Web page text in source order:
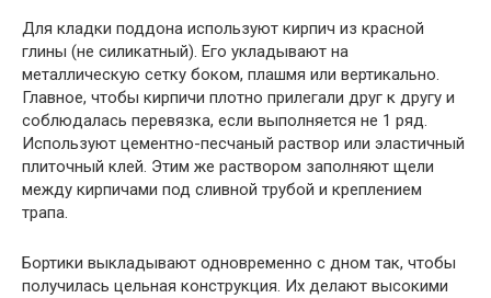
Для кладки поддона используют кирпич из красной
глины (не силикатный). Его укладывают на
металлическую сетку боком, плашмя или вертикально.
Главное, чтобы кирпичи плотно прилегали друг к другу и
соблюдалась перевязка, если выполняется не 1 ряд.
Используют цементно-песчаный раствор или эластичный
плиточный клей. Этим же раствором заполняют щели
между кирпичами под сливной трубой и креплением
трапа.
Бортики выкладывают одновременно с дном так, чтобы
получилась цельная конструкция. Их делают высокими